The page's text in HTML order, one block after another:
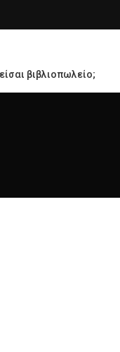
είσαι βιβλιοπωλείο;